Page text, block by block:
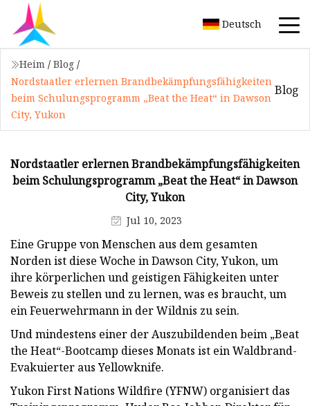
Deutsch
Heim / Blog /
Nordstaatler erlernen Brandbekämpfungsfähigkeiten
beim Schulungsprogramm „Beat the Heat“ in Dawson
City, Yukon
Blog
Nordstaatler erlernen Brandbekämpfungsfähigkeiten
beim Schulungsprogramm „Beat the Heat“ in Dawson
City, Yukon
Jul 10, 2023
Eine Gruppe von Menschen aus dem gesamten
Norden ist diese Woche in Dawson City, Yukon, um
ihre körperlichen und geistigen Fähigkeiten unter
Beweis zu stellen und zu lernen, was es braucht, um
ein Feuerwehrmann in der Wildnis zu sein.
Und mindestens einer der Auszubildenden beim „Beat
the Heat“-Bootcamp dieses Monats ist ein Waldbrand-
Evakuierter aus Yellowknife.
Yukon First Nations Wildfire (YFNW) organisiert das